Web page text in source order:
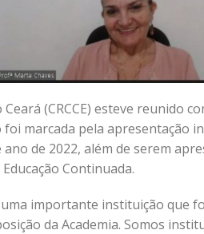
(CRCCE) esteve reunido
foi marcada pela apresentação
de 2022, além de serem
Continuada.
uma importante instituição que
da Academia. Somos